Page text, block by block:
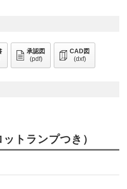
承認図
(pdf)
CAD図
(dxf)
トランプつき）